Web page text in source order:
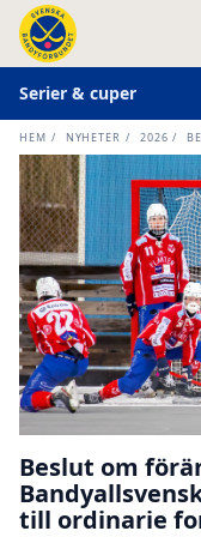
Serier & cuper
HEM / NYHETER / 2026 /
Beslut om
till ordinarie